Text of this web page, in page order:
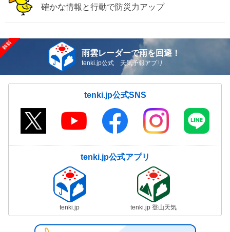
確かな情報と行動で防災力アップ
雨雲レーダーで雨を回避！
tenki.jp公式 天気予報アプリ
tenki.jp公式SNS
tenki.jp公式アプリ
tenki.jp tenki.jp 登山天気